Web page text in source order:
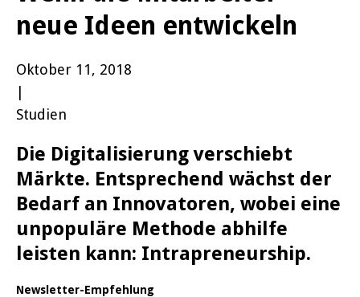
neue Ideen entwickeln
Oktober 11, 2018
Studien
Die Digitalisierung verschiebt
Märkte. Entsprechend wächst der
Bedarf an Innovatoren, wobei eine
unpopuläre Methode abhilfe
leisten kann: Intrapreneurship.
Newsletter-Empfehlung